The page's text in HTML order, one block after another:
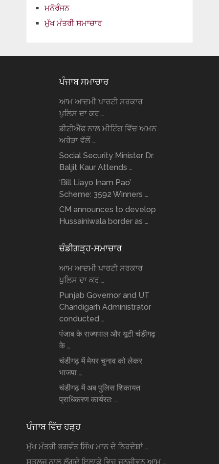
ਮਨੋਰੰਜਨ
ਮੁੱਖ ਮੰਤਰੀ ਸਮਾਚਾਰ
ਪੰਜਾਬ ਸਮਾਚਾਰ
ਆਮ ਆਦਮੀ ਪਾਰਟੀ ਸਰਕਾਰ
ਪੁਲਿਸ ਦਾ ਕਰ …
ਡੀਟੀਐੱਫ ਨਾਲ ਮੀਟਿੰਗ ਵਿੱਚ ਅਮਨ
ਅਰੋੜਾ ਵੱਲੋਂ …
Social Security Minister Dr.
Baljit Kaur Attends …
‘Bill Liayo Inam Pao’
Scheme: 3592 Winners …
CM announces to develop
Hussainiwala border as …
ਚੰਡੀਗੜ੍ਹ-ਸਮਾਚਾਰ
ਆਮ ਆਦਮੀ ਪਾਰਟੀ ਸਰਕਾਰ
ਪੁਲਿਸ ਦਾ ਕਰ …
Punjab Governor and UT
Chandigarh Administrator
conducted …
पंजाब के राज्यपाल और यूटी चंडीगढ़
के …
चंडीगढ़ में मेयर चुनाव को लेकर
भाजपा …
चंडीगढ़ में अब पुलिस शिकायत
प्राधिकरण कार्यरत: …
ਪੰਜਾਬ ਵਿੱਚ ਹੜ੍ਹ
ਮੁੱਖ ਮੰਤਰੀ ਭਗਵੰਤ ਸਿੰਘ ਮਾਨ ਦੇ ਨਿਰਦੇਸ਼ਾਂ …
ਸਤਲੁਜ ਨਾਲ ਲੱਗਦੇ ਇਲਾਕੇ ਵਿਚ ਜਨਜੀਵਨ ਆਮ …